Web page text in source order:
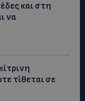
και στη
να
τίθεται σε